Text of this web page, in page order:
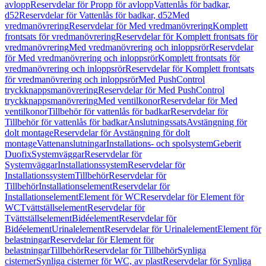
avloppReservdelar för Propp för avloppVattenlås för badkar,
d52Reservdelar för Vattenlås för badkar, d52Med
vredmanövreringReservdelar för Med vredmanövreringKomplett
frontsats för vredmanövreringReservdelar för Komplett frontsats för
vredmanövreringMed vredmanövrering och inloppsrörReservdelar
för Med vredmanövrering och inloppsrörKomplett frontsats för
vredmanövrering och inloppsrörReservdelar för Komplett frontsats
för vredmanövrering och inloppsrörMed PushControl
tryckknappsmanövreringReservdelar för Med PushControl
tryckknappsmanövreringMed ventilkonorReservdelar för Med
ventilkonorTillbehör för vattenlås för badkarReservdelar för
Tillbehör för vattenlås för badkarAnslutningssatsAvstängning för
dolt montageReservdelar för Avstängning för dolt
montageVattenanslutningarInstallations- och spolsystemGeberit
DuofixSystemväggarReservdelar för
SystemväggarInstallationssystemReservdelar för
InstallationssystemTillbehörReservdelar för
TillbehörInstallationselementReservdelar för
InstallationselementElement för WCReservdelar för Element för
WCTvättställselementReservdelar för
TvättställselementBidéelementReservdelar för
BidéelementUrinalelementReservdelar för UrinalelementElement för
belastningarReservdelar för Element för
belastningarTillbehörReservdelar för TillbehörSynliga
cisternerSynliga cisterner för WC, av plastReservdelar för Synliga